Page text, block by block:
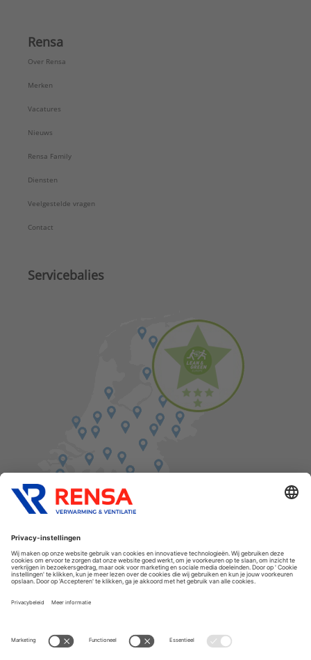
Rensa
Over Rensa
Merken
Vacatures
Nieuws
Rensa Family
Diensten
Veelgestelde vragen
Contact
Servicebalies
Cookies
Privacyverklaring
Disclaimer